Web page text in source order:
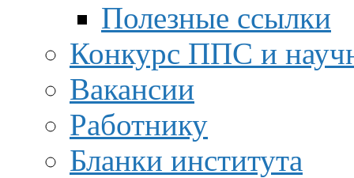
Полезные ссылки
Конкурс ППС и
Вакансии
Работнику
Бланки института